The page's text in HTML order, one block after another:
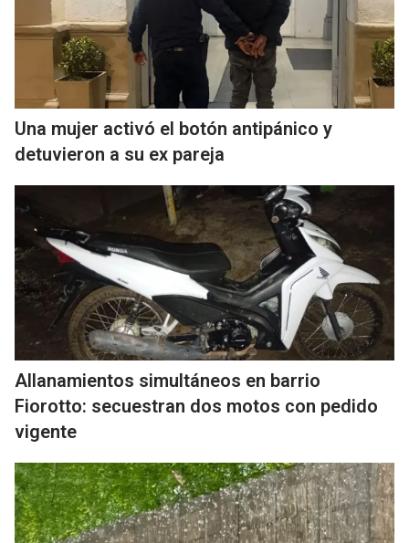
Una mujer activó el botón antipánico y
detuvieron a su ex pareja
Allanamientos simultáneos en barrio
Fiorotto: secuestran dos motos con pedido
vigente